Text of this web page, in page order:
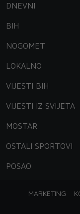
DNEVNI
BIH
NOGOMET
LOKALNO
VIJESTI BIH
VIJESTI IZ SVIJETA
MOSTAR
OSTALI SPORTOVI
POSAO
MARKETING